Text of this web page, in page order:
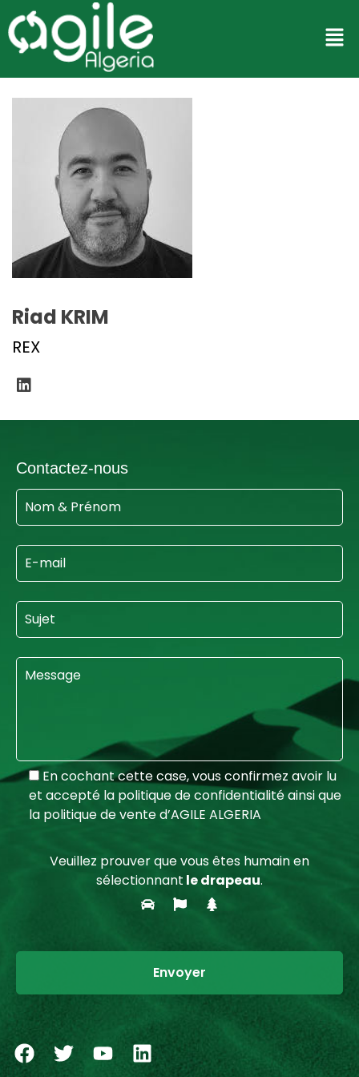
Riad KRIM
REX
Contactez-nous
En cochant cette case, vous confirmez avoir lu
et accepté la politique de confidentialité ainsi que
la politique de vente d’AGILE ALGERIA
Veuillez prouver que vous êtes humain en
sélectionnant le drapeau.